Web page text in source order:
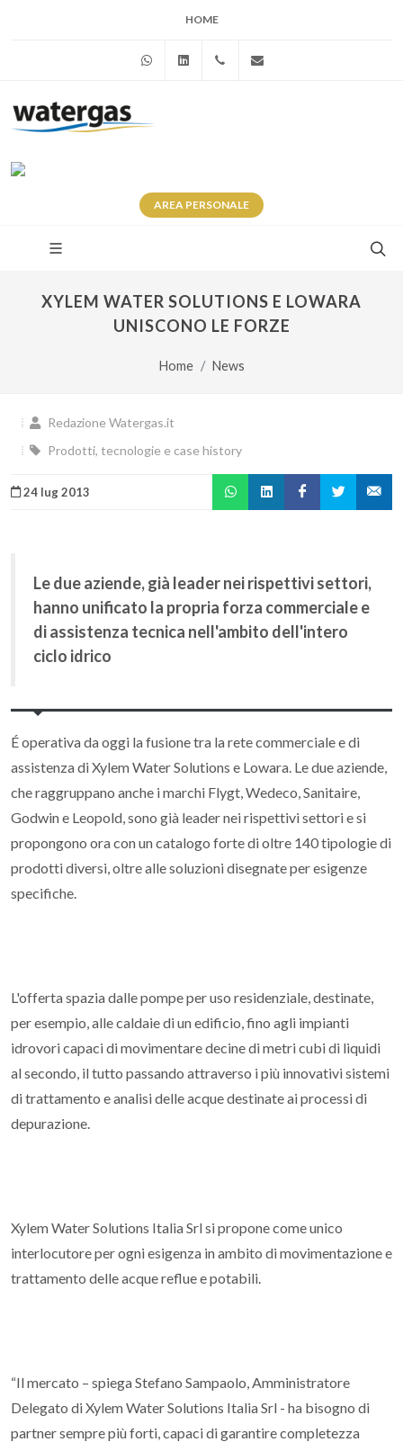
HOME
WhatsAppLinkedin+39 345 281 0246
AREA PERSONALE
XYLEM WATER SOLUTIONS E LOWARA
UNISCONO LE FORZE
Home News
Redazione Watergas.it
Prodotti, tecnologie e case history
24 lug 2013
Le due aziende, già leader nei rispettivi settori,
hanno unificato la propria forza commerciale e
di assistenza tecnica nell'ambito dell'intero
ciclo idrico
É operativa da oggi la fusione tra la rete commerciale e di
assistenza di Xylem Water Solutions e Lowara. Le due aziende,
che raggruppano anche i marchi Flygt, Wedeco, Sanitaire,
Godwin e Leopold, sono già leader nei rispettivi settori e si
propongono ora con un catalogo forte di oltre 140 tipologie di
prodotti diversi, oltre alle soluzioni disegnate per esigenze
specifiche.
L'offerta spazia dalle pompe per uso residenziale, destinate,
per esempio, alle caldaie di un edificio, fino agli impianti
idrovori capaci di movimentare decine di metri cubi di liquidi
al secondo, il tutto passando attraverso i più innovativi sistemi
di trattamento e analisi delle acque destinate ai processi di
depurazione.
Xylem Water Solutions Italia Srl si propone come unico
interlocutore per ogni esigenza in ambito di movimentazione e
trattamento delle acque reflue e potabili.
“Il mercato – spiega Stefano Sampaolo, Amministratore
Delegato di Xylem Water Solutions Italia Srl - ha bisogno di
partner sempre più forti, capaci di garantire completezza